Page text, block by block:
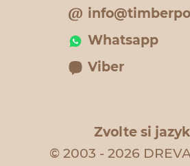
Whatsapp
Viber
Zvolte si jazyk
© 2003 - 2026